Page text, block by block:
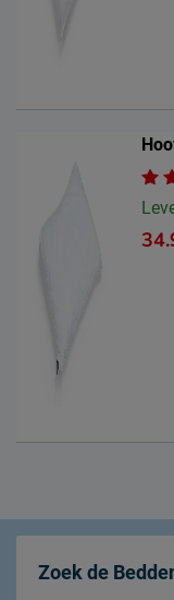
Zoek de